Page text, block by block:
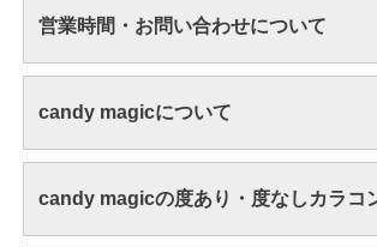
営業時間・お問い合わせについて
candy magicについて
candy magicの度あり・度なしカラコ